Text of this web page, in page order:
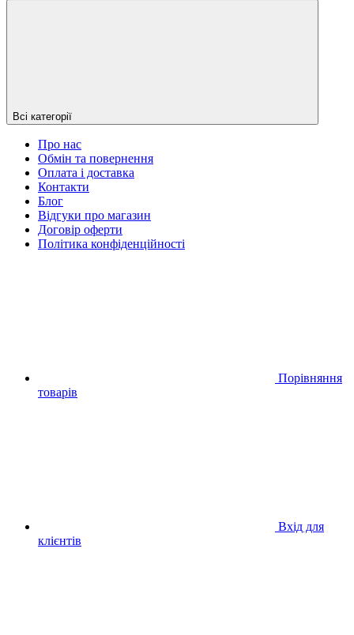
Всі категорії
Про нас
Обмін та повернення
Оплата і доставка
Контакти
Блог
Відгуки про магазин
Договір оферти
Політика конфіденційності
Порівняння
товарів
Вхід для
клієнтів